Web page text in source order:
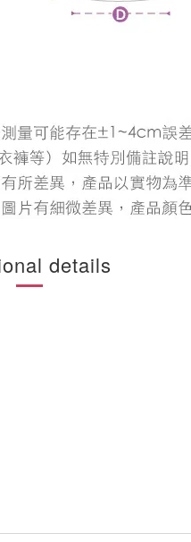
details